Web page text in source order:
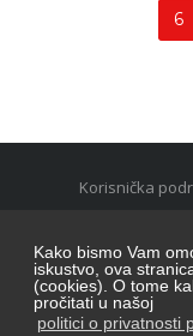
Kako bismo Vam
iskustvo, ova
(cookies). O tome
pročitati u našoj
politici o privatnosti
6
Korisnička
Oglasnik grupacija:
Tečaj za konverziju u EUR